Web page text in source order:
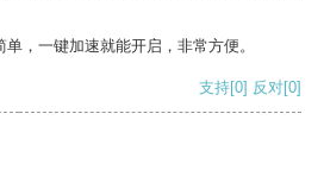
，一键加速就能开启，非常方便。
支持[0] 反对[0]